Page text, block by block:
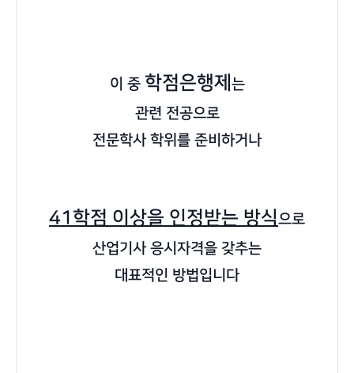
이 중 학점은행제 는
관련 전공으로
전문학사 학위를 준비하거나
41학점 이상을 인정받는 방식으로
산업기사 응시자격을 갖추는
대표적인 방법입니다